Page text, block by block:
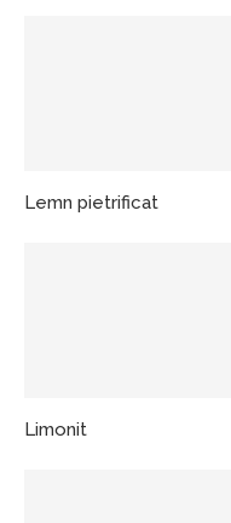
Lemn pietrificat
Limonit